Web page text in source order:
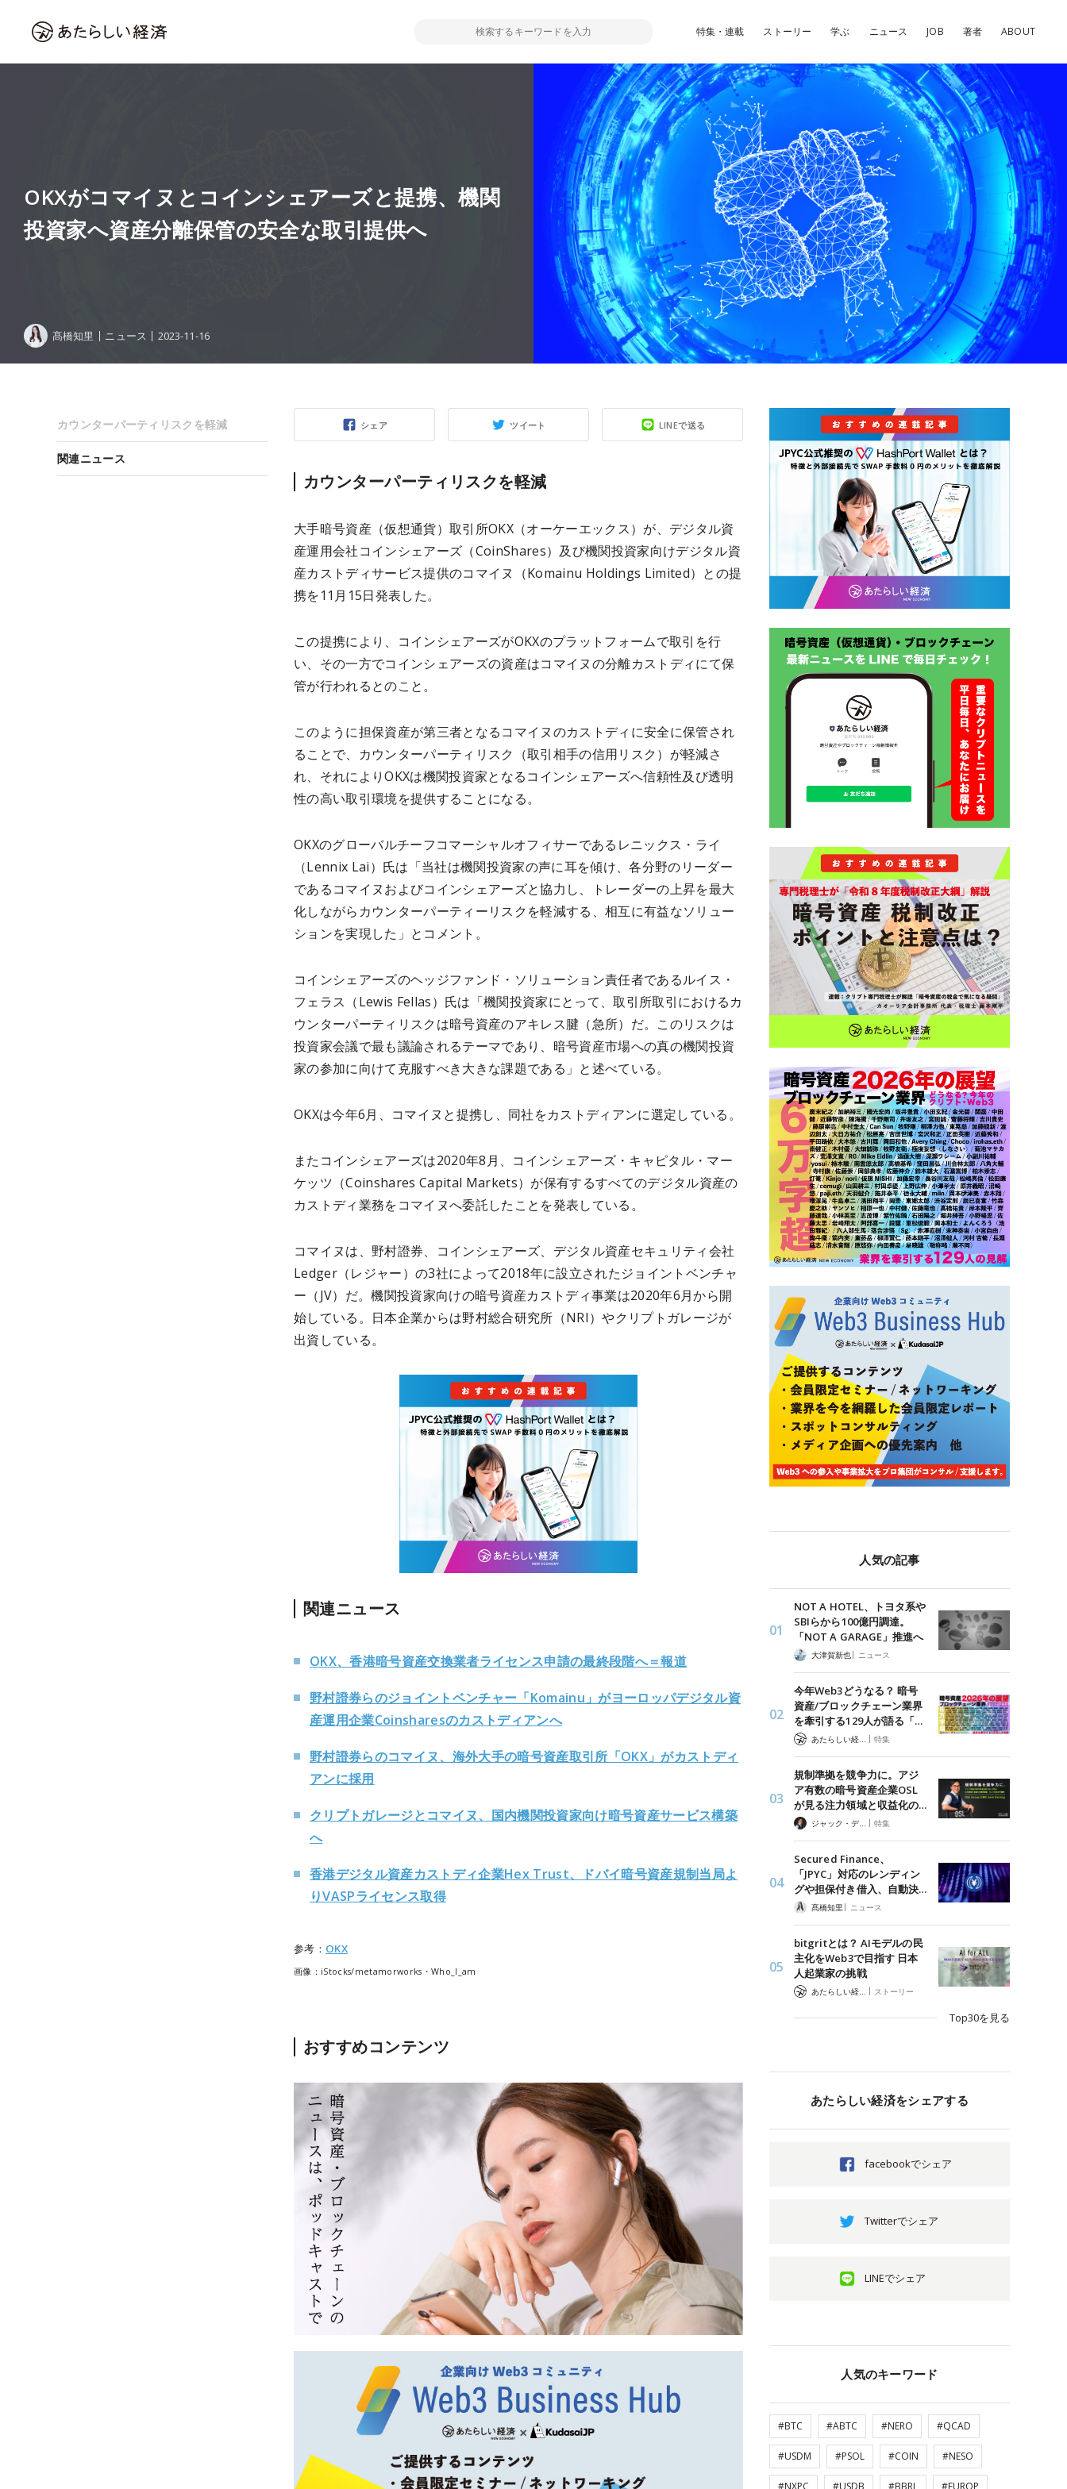
特集・連載 ストーリー 学ぶ ニュース JOB 著者 ABOUT
OKXがコマイヌとコインシェアーズと提携、機関
投資家へ資産分離保管の安全な取引提供へ
髙橋知里 ニュース 2023-11-16
シェア ツイート LINEで送る
カウンターパーティリスクを軽減
大手暗号資産（仮想通貨）取引所OKX（オーケーエックス）が、デジタル資
産運用会社コインシェアーズ（CoinShares）及び機関投資家向けデジタル資
産カストディサービス提供のコマイヌ（Komainu Holdings Limited）との提
携を11月15日発表した。
この提携により、コインシェアーズがOKXのプラットフォームで取引を行
い、その一方でコインシェアーズの資産はコマイヌの分離カストディにて保
管が行われるとのこと。
このように担保資産が第三者となるコマイヌのカストディに安全に保管され
ることで、カウンターパーティリスク（取引相手の信用リスク）が軽減さ
れ、それによりOKXは機関投資家となるコインシェアーズへ信頼性及び透明
性の高い取引環境を提供することになる。
OKXのグローバルチーフコマーシャルオフィサーであるレニックス・ライ
（Lennix Lai）氏は「当社は機関投資家の声に耳を傾け、各分野のリーダー
であるコマイヌおよびコインシェアーズと協力し、トレーダーの上昇を最大
化しながらカウンターパーティーリスクを軽減する、相互に有益なソリュー
ションを実現した」とコメント。
コインシェアーズのヘッジファンド・ソリューション責任者であるルイス・
フェラス（Lewis Fellas）氏は「機関投資家にとって、取引所取引におけるカ
ウンターパーティリスクは暗号資産のアキレス腱（急所）だ。このリスクは
投資家会議で最も議論されるテーマであり、暗号資産市場への真の機関投資
家の参加に向けて克服すべき大きな課題である」と述べている。
OKXは今年6月、コマイヌと提携し、同社をカストディアンに選定している。
またコインシェアーズは2020年8月、コインシェアーズ・キャピタル・マー
ケッツ（Coinshares Capital Markets）が保有するすべてのデジタル資産の
カストディ業務をコマイヌへ委託したことを発表している。
コマイヌは、野村證券、コインシェアーズ、デジタル資産セキュリティ会社
Ledger（レジャー）の3社によって2018年に設立されたジョイントベンチャ
ー（JV）だ。機関投資家向けの暗号資産カストディ事業は2020年6月から開
始している。日本企業からは野村総合研究所（NRI）やクリプトガレージが
出資している。
関連ニュース
OKX、香港暗号資産交換業者ライセンス申請の最終段階へ＝報道
野村證券らのジョイントベンチャー「Komainu」がヨーロッパデジタル資
産運用企業Coinsharesのカストディアンへ
野村證券らのコマイヌ、海外大手の暗号資産取引所「OKX」がカストディ
アンに採用
クリプトガレージとコマイヌ、国内機関投資家向け暗号資産サービス構築
へ
香港デジタル資産カストディ企業Hex Trust、ドバイ暗号資産規制当局よ
りVASPライセンス取得
参考： OKX
画像：iStocks/metamorworks・Who_I_am
おすすめコンテンツ
カウンターパーティリスクを軽減
関連ニュース
人気の記事
NOT A HOTEL、トヨタ系や
SBIらから100億円調達。
「NOT A GARAGE」推進へ
大津賀新也| ニュース
今年Web3どうなる？ 暗号
資産/ブロックチェーン業界
を牽引する129人が語る「…
| 特集
規制準拠を競争力に。アジ
ア有数の暗号資産企業OSL
が見る注力領域と収益化の…
ジャック・デロン（Jack Derong） | 特集
Secured Finance、
「JPYC」対応のレンディン
グや担保付き借入、自動決…
髙橋知里 | ニュース
bitgritとは？ AIモデルの民
主化をWeb3で目指す 日本
人起業家の挑戦
| ストーリー
Top30を見る
あたらしい経済をシェアする
facebookでシェア
Twitterでシェア
LINEでシェア
人気のキーワード
#BTC #ABTC #NERO #QCAD
#USDM #PSOL #COIN #NESO
#NXPC #USDB #BBRL #EUROP